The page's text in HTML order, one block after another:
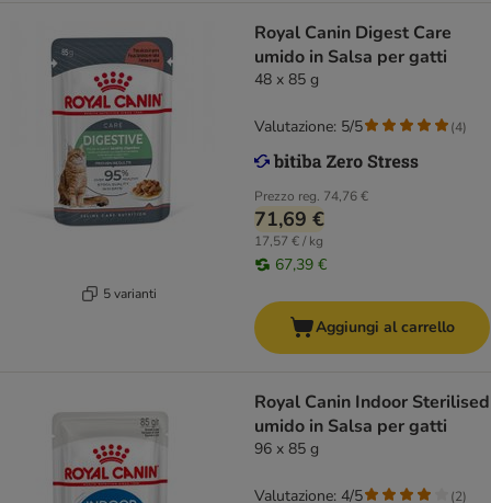
5 varianti
Royal Canin Digest Care
umido in Salsa per gatti
48 x 85 g
Prezzo reg. 74,76 €
71,69 €
17,57 € / kg
67,39 €
Valutazione: 5/5 (4)
Aggiungi al carrello
Royal Canin Indoor Sterilised
umido in Salsa per gatti
96 x 85 g
Valutazione: 4/5 (2)